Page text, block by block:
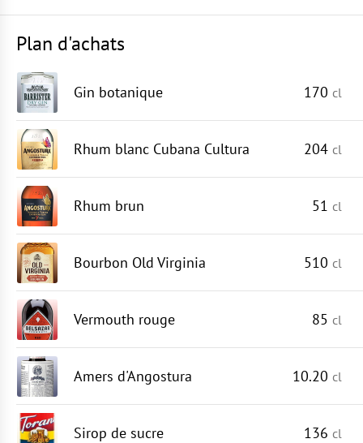
Plan d'achats
Gin botanique 170 cl
Rhum blanc Cubana Cultura 204 cl
Rhum brun 51 cl
Bourbon Old Virginia 510 cl
Vermouth rouge 85 cl
Amers d'Angostura 10.20 cl
Sirop de sucre 136 cl